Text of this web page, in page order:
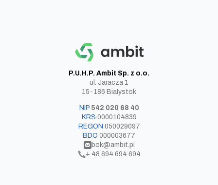
P.U.H.P. Ambit Sp. z o.o.
ul. Jaracza 1
15-186 Białystok
NIP 542 020 68 40
KRS 0000104839
REGON 050029097
BDO 000003677​
bok@ambit.pl
+ 48 694 694 694